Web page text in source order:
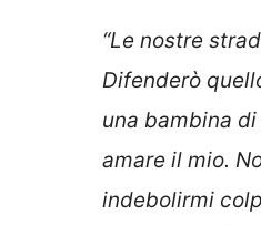
“Le nostre
Difenderò
una bambina
amare il mio.
indebolirmi